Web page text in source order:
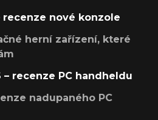
recenze nové konzole
herní zařízení, které
– recenze PC handheldu
nadupaného PC